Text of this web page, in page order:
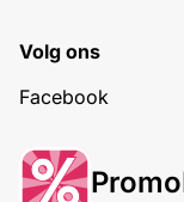
Volg ons
Facebook